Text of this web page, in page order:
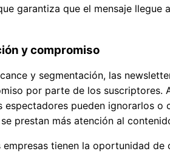
garantiza que el mensaje llegue
y compromiso
y segmentación, las
por parte de los suscriptores.
espectadores pueden ignorarlos o
prestan más atención al
empresas tienen la oportunidad